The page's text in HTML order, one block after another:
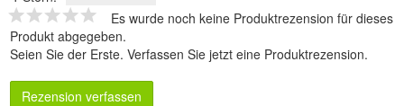
Es wurde noch keine Produktrezension für dieses
Produkt abgegeben.
Seien Sie der Erste. Verfassen Sie jetzt eine Produktrezension.
Rezension verfassen